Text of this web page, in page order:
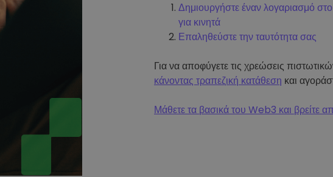
Δημιουργήστε έναν λογαριασμό
για κινητά
Επαληθεύστε την ταυτότητα σας
Για να αποφύγετε τις χρεώσεις
κάνοντας τραπεζική κατάθεση και
Μάθετε τα βασικά του Web3 και βρείτε